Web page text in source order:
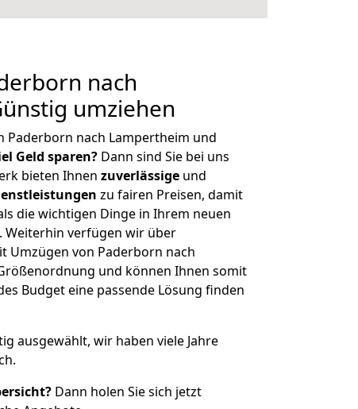
nach
umziehen
Paderborn nach Lampertheim und
Geld sparen? Dann sind Sie bei uns
bieten Ihnen zuverlässige und
zu fairen Preisen, damit
die wichtigen Dinge in Ihrem neuen
Weiterhin verfügen wir über
Umzügen von Paderborn nach
und können Ihnen somit
Budget eine passende Lösung finden
ausgewählt, wir haben viele Jahre
Dann holen Sie sich jetzt